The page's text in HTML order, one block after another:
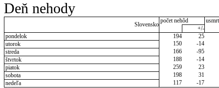
Deň nehody
Slovensko
počet nehôd
+/-
pondelok
194
25
utorok
150
-14
streda
166
-95
štvrtok
188
-14
piatok
259
23
sobota
198
31
nedeľa
117 -17